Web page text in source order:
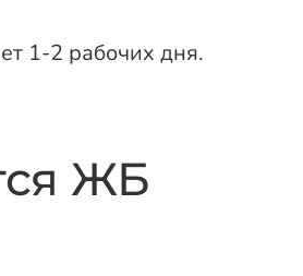
1-2 рабочих дня.
ЖБ